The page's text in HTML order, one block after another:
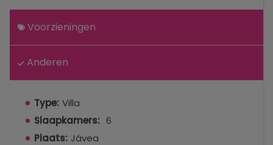
Voorzieningen
Anderen
Type: Villa
Slaapkamers: 6
Plaats: Jávea